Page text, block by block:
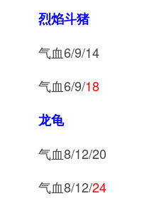
烈焰斗猪
气血6/9/14
气血6/9/18
龙龟
气血8/12/20
气血8/12/24